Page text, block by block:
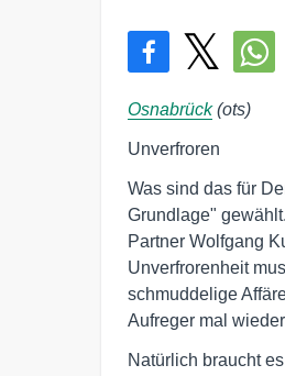
Osnabrück(ots)
Unverfroren
Was sind das für
Grundlage"
Partner Wolfgang
Unverfrorenheit
schmuddelige
Aufreger mal
Natürlich braucht